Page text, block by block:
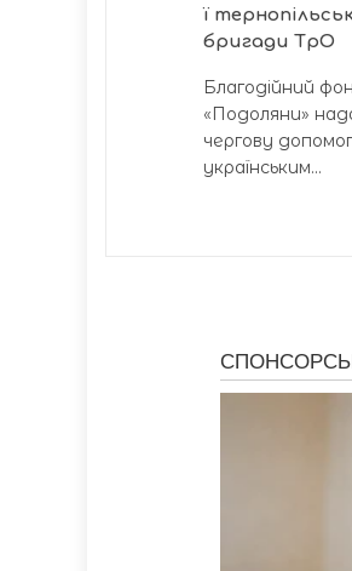
ї
бригади ТрО
Благодійний
«Подоляни»
чергову
українським...